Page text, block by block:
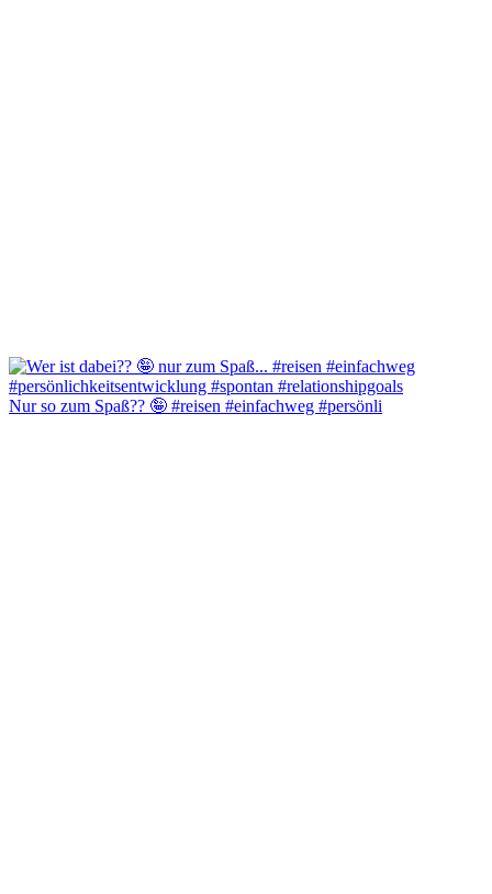
Nur so zum Spaß?? 🤪 #reisen #einfachweg #persönli